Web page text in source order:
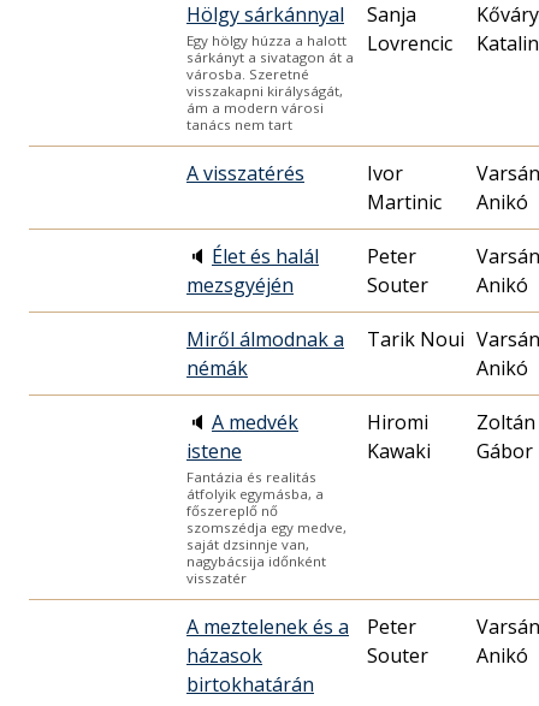
Hölgy sárkánnyal
Egy hölgy húzza a halott
sárkányt a sivatagon át a
városba. Szeretné
visszakapni királyságát,
ám a modern városi
tanács nem tart
Sanja
Lovrencic
Kőváry
Katalin
A visszatérés
Ivor
Martinic
Anikó
🔈 Élet és halál
mezsgyéjén
Peter
Souter
Anikó
Miről álmodnak a
némák
Tarik Noui
Anikó
🔈 A medvék
istene
Fantázia és realitás
átfolyik egymásba, a
főszereplő nő
szomszédja egy medve,
saját dzsinnje van,
nagybácsija időnként
visszatér
Hiromi
Kawaki
Zoltán
Gábor
A meztelenek és a
házasok
birtokhatárán
Peter
Souter
Anikó